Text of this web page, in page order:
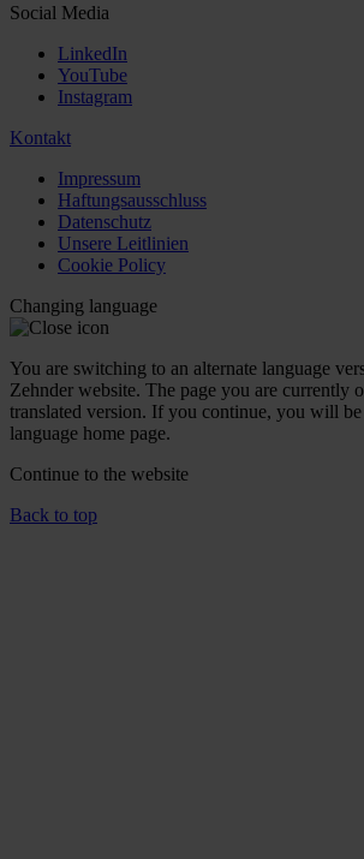
Social Media
LinkedIn
YouTube
Instagram
Kontakt
Impressum
Haftungsausschluss
Datenschutz
Unsere Leitlinien
Cookie Policy
Changing language
You are switching to an alternate language
Zehnder website. The page you are currently
translated version. If you continue, you will be
language home page.
Continue to the website
Back to top